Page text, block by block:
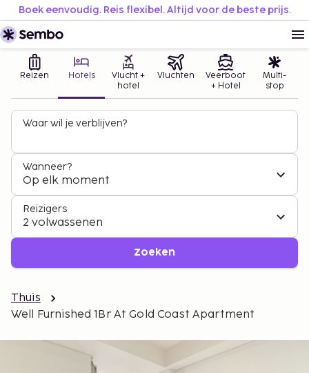
Boek eenvoudig. Reis flexibel. Altijd voor de beste prijs.
Reizen Hotels
Vlucht +
hotel
Vluchten
Veerboot
+ Hotel
Multi-
stop
Waar wil je verblijven?
Wanneer?
Op elk moment
Reizigers
2 volwassenen
Zoeken
Thuis
Well Furnished 1Br At Gold Coast Apartment